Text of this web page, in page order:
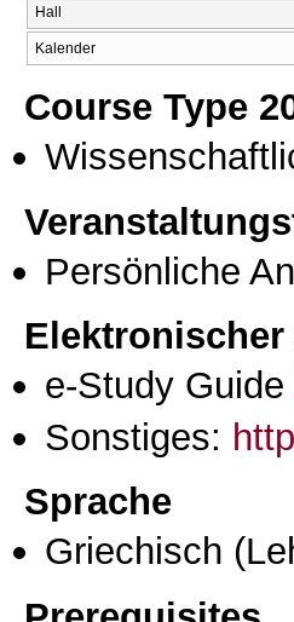
Hall
Kalender
Course Type
Persönliche
e-Study Guide
Sonstiges:
Sprache
Griechisch